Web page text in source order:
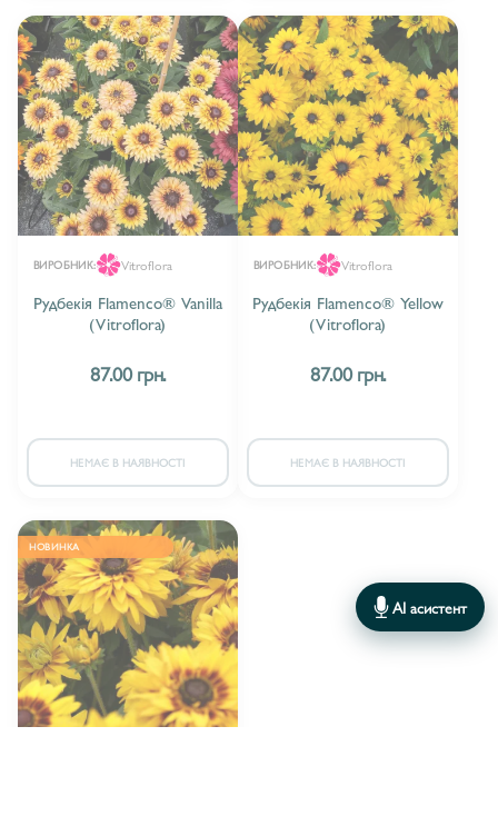
ВИРОБНИК: Vitroflora
Рудбекія Flamenco® Vanilla
(Vitroflora)
87.00 грн.
НЕМАЄ В НАЯВНОСТІ
ВИРОБНИК: Vitroflora
Рудбекія Flamenco® Yellow
(Vitroflora)
87.00 грн.
НЕМАЄ В НАЯВНОСТІ
НОВИНКА
AI асистент